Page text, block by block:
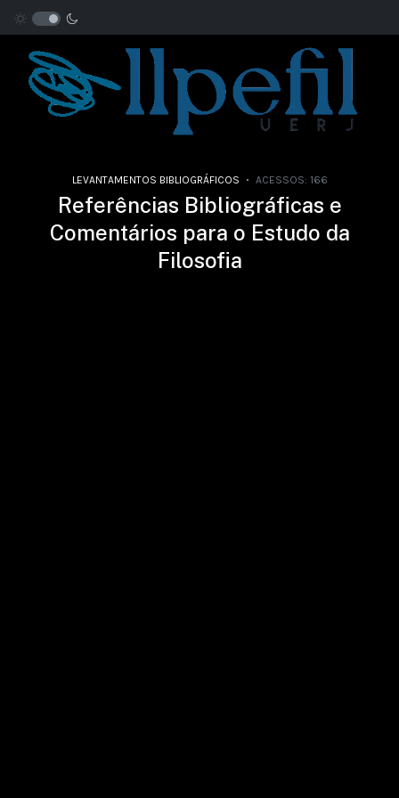
LEVANTAMENTOS BIBLIOGRÁFICOS ACESSOS: 166
Referências Bibliográficas e
Comentários para o Estudo da
Filosofia